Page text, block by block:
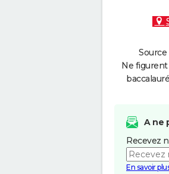
Ne
A ne
Recevez
En savoir